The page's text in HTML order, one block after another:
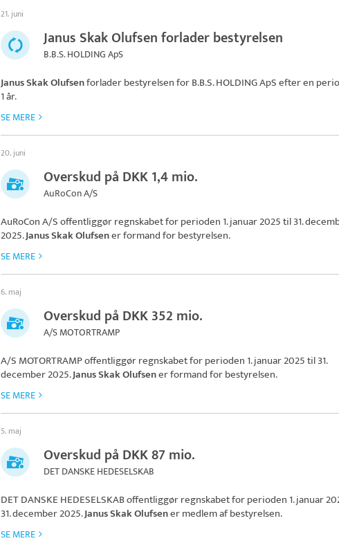
21. juni
Janus Skak Olufsen forlader bestyrelsen
B.B.S. HOLDING ApS
Janus Skak Olufsenforlader bestyrelsen forB.B.S. HOLDING ApSefter en
1 år.
SE MERE
20. juni
Overskud på DKK 1,4 mio.
AuRoCon A/S
AuRoCon A/Soffentliggør regnskabet for perioden 1. januar 2025 til 31.
2025.Janus Skak Olufsener formand for bestyrelsen.
SE MERE
6. maj
Overskud på DKK 352 mio.
A/S MOTORTRAMP
A/S MOTORTRAMPoffentliggør regnskabet for perioden 1. januar 2025 til 31.
december 2025.Janus Skak Olufsener formand for bestyrelsen.
SE MERE
5. maj
Overskud på DKK 87 mio.
DET DANSKE HEDESELSKAB
DET DANSKE HEDESELSKABoffentliggør regnskabet for perioden 1. januar
31. december 2025.Janus Skak Olufsener medlem af bestyrelsen.
SE MERE